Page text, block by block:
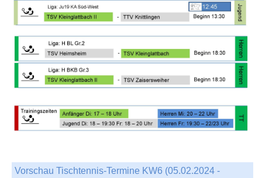
Vorschau Tischtennis-Termine KW6 (05.02.2024 -